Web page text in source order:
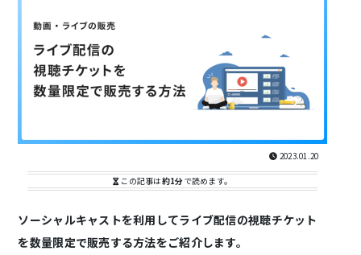
2023.01.20
この記事は約1分で読めます。
ソーシャルキャストを利用してライブ配信の視聴チケット
を数量限定で販売する方法をご紹介します。